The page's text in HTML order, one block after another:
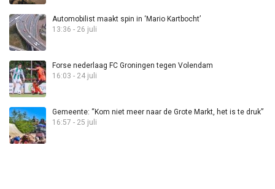
Automobilist maakt spin in ‘Mario Kartbocht’
13:36 - 26 juli
Forse nederlaag FC Groningen tegen Volendam
16:03 - 24 juli
Gemeente: “Kom niet meer naar de Grote Markt, het is te druk”
16:57 - 25 juli